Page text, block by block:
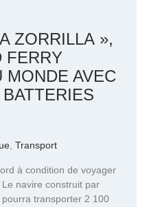
ZORRILLA »,
FERRY
MONDE AVEC
Transport
à condition de voyager
Le navire construit par
pourra transporter 2 100